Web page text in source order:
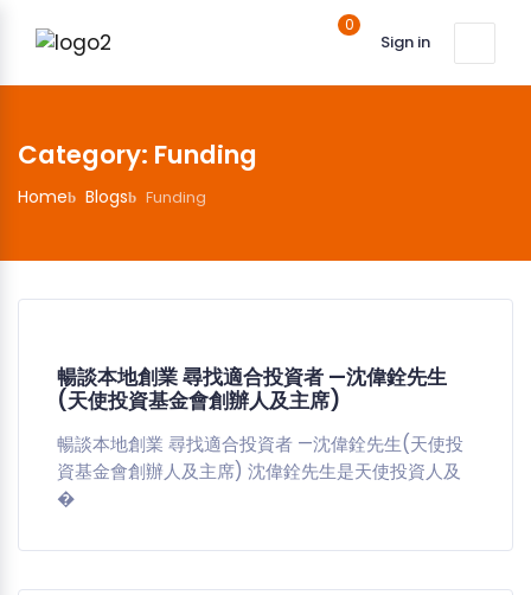
0
Sign in
Category: Funding
Home Blogs Funding
暢談本地創業 尋找適合投資者 —沈偉銓先生
(天使投資基金會創辦人及主席)
暢談本地創業 尋找適合投資者 —沈偉銓先生(天使投
資基金會創辦人及主席) 沈偉銓先生是天使投資人及
�